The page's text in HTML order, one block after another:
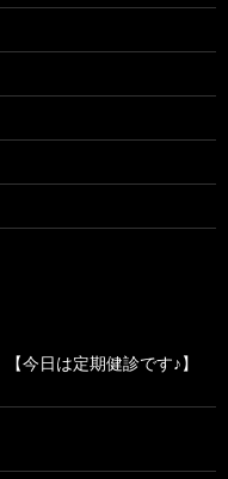
今日は定期健診です♪】